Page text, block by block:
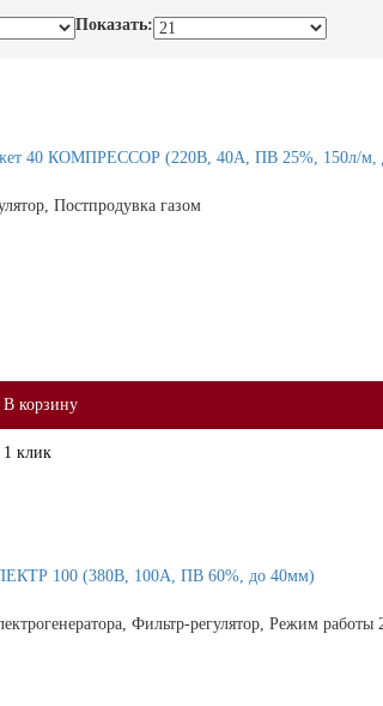
Показать:
40 КОМПРЕССОР (220В, 40А, ПВ 25%, 150л/м,
Постпродувка газом
В корзину
1 клик
100 (380В, 100А, ПВ 60%, до 40мм)
Фильтр-регулятор, Режим